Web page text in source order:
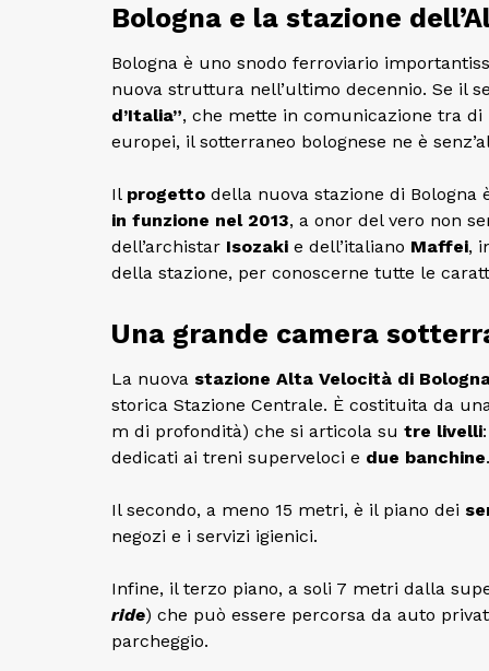
Bologna e la stazione
Bologna è uno snodo ferroviario
nuova struttura nell’ultimo decennio. Se il
d’Italia”, che mette in comunicazione tra
europei, il sotterraneo bolognese ne è
Il progetto della nuova stazione di
in funzione nel 2013, a onor del vero non
dell’archistar Isozaki e dell’italiano Maffei,
della stazione, per conoscerne tutte le
Una grande camera
La nuova stazione Alta Velocità di
storica Stazione Centrale. È costituita da
m di profondità) che si articola su tre livelli
dedicati ai treni superveloci e due banchine.
Il secondo, a meno 15 metri, è il piano dei
negozi e i servizi igienici.
Infine, il terzo piano, a soli 7 metri dalla
ride) che può essere percorsa da auto
parcheggio.